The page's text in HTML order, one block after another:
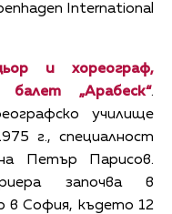
International
и хореограф,
„Арабеск“.
училище
г., специалност
Петър Парисов.
започва в
в София, където 12